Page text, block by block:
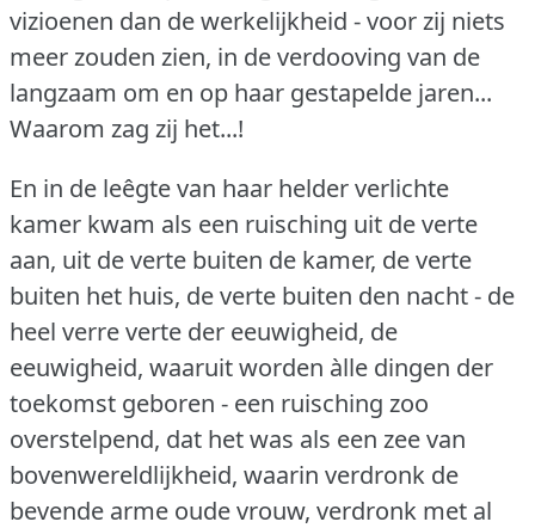
vizioenen dan de werkelijkheid - voor zij niets
meer zouden zien, in de verdooving van de
langzaam om en op haar gestapelde jaren...
Waarom zag zij het...!
En in de leêgte van haar helder verlichte
kamer kwam als een ruisching uit de verte
aan, uit de verte buiten de kamer, de verte
buiten het huis, de verte buiten den nacht - de
heel verre verte der eeuwigheid, de
eeuwigheid, waaruit worden àlle dingen der
toekomst geboren - een ruisching zoo
overstelpend, dat het was als een zee van
bovenwereldlijkheid, waarin verdronk de
bevende arme oude vrouw, verdronk met al